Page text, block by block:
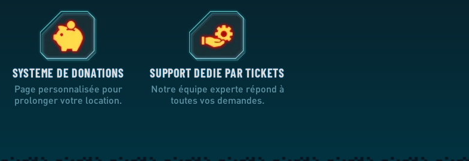
SYSTEME DE DONATIONS
Page personnalisée pour
prolonger votre location.
SUPPORT DEDIE PAR TICKETS
Notre équipe experte répond à
toutes vos demandes.